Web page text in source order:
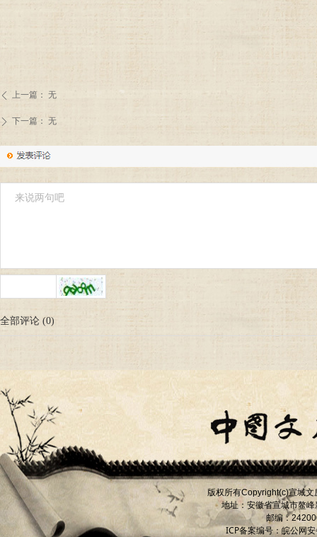
ꄴ 上一篇： 无
ꄲ 下一篇： 无
全部评论 (0)
版权所有Copyright(c)宣城文
地址：安徽省宣城市鳌峰
邮编：
ICP备案编号： 皖公网